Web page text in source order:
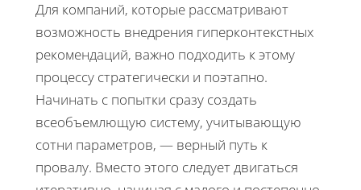
Для компаний, которые рассматривают
возможность внедрения гиперконтекстных
рекомендаций, важно подходить к этому
процессу стратегически и поэтапно.
Начинать с попытки сразу создать
всеобъемлющую систему, учитывающую
сотни параметров, — верный путь к
провалу. Вместо этого следует двигаться